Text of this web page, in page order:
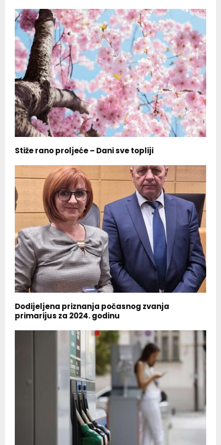
Stiže rano proljeće – Dani sve topliji
Dodijeljena priznanja počasnog zvanja
primarijus za 2024. godinu